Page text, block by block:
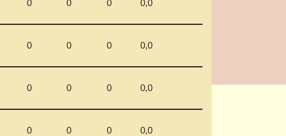
0 0 0 0,0
0 0 0 0,0
0 0 0 0,0
0 0 0 0,0